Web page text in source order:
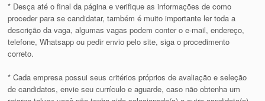
* Desça até o final da página e verifique as informações de como
proceder para se candidatar, também é muito importante ler toda a
descrição da vaga, algumas vagas podem conter o e-mail, endereço,
telefone, Whatsapp ou pedir envio pelo site, siga o procedimento
correto.
* Cada empresa possui seus critérios próprios de avaliação e seleção
de candidatos, envie seu currículo e aguarde, caso não obtenha um